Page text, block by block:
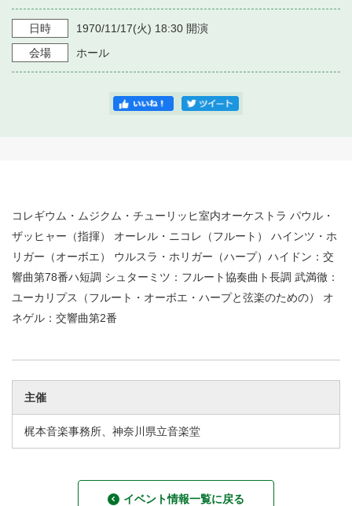
・ 利用料金
・ フロアマップ
・ 芸術参与
SNS
日時 1970/11/17(火) 18:30 開演
会場
ホール
コレギウム・ムジクム・チューリッヒ室内オーケストラ パウル・
ザッヒャー（指揮） オーレル・ニコレ（フルート） ハインツ・ホ
リガー（オーボエ） ウルスラ・ホリガー（ハープ）ハイドン：交
響曲第78番ハ短調 シュターミツ：フルート協奏曲ト長調 武満徹：
ユーカリプス（フルート・オーボエ・ハープと弦楽のための） オ
ネゲル：交響曲第2番
主催
梶本音楽事務所、神奈川県立音楽堂
イベント情報一覧に戻る